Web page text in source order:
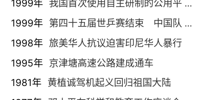
1999年 我国首次使用自主研制的公用平 ...
1999年 第四十五届世乒赛结束 中国队 ...
1998年 旅美华人抗议迫害印尼华人暴行
1995年 京津塘高速公路建成通车
1981年 黄植诚驾机起义回归祖国大陆